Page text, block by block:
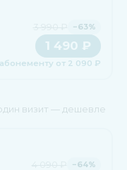
−63%
1 490 ₽
от 2 090 ₽
визит — дешевле
−64%